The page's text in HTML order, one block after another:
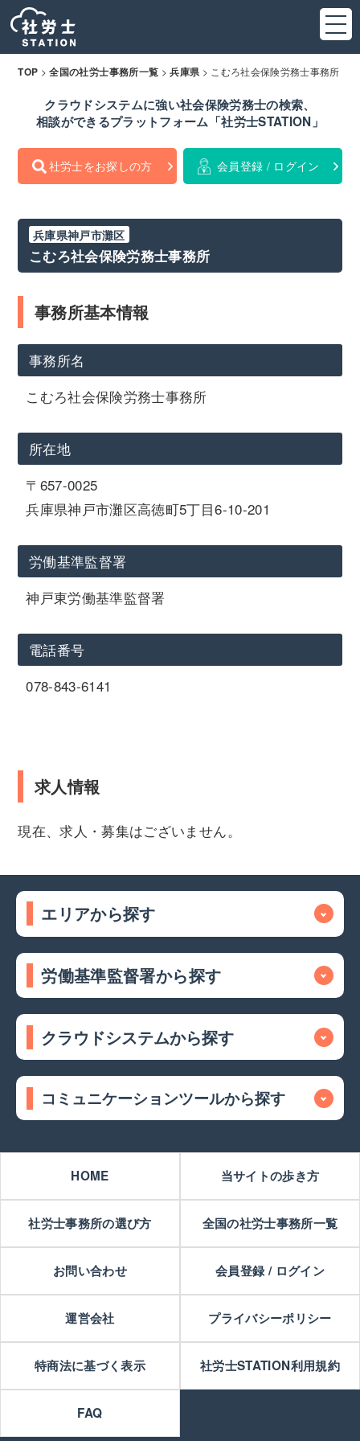
TOP >全国の社労士事務所一覧 >兵庫県 > こむろ社会保険労務士事務所
クラウドシステムに強い社会保険労務士の検索、
相談ができるプラットフォーム「社労士STATION」
社労士をお探しの方 会員登録 / ログイン
兵庫県神戸市灘区
こむろ社会保険労務士事務所
事務所基本情報
事務所名
こむろ社会保険労務士事務所
所在地
〒657-0025
兵庫県神戸市灘区高徳町5丁目6-10-201
労働基準監督署
神戸東労働基準監督署
電話番号
078-843-6141
求人情報
現在、求人・募集はございません。
エリアから探す
労働基準監督署から探す
クラウドシステムから探す
コミュニケーションツールから探す
HOME 当サイトの歩き方
社労士事務所の選び方 全国の社労士事務所一覧
お問い合わせ 会員登録 / ログイン
運営会社 プライバシーポリシー
特商法に基づく表示 社労士STATION利用規約
FAQ